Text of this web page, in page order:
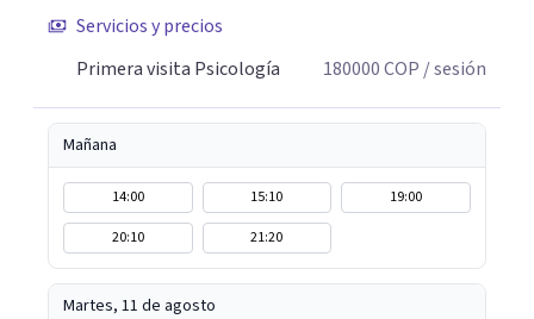
Servicios y precios
Primera visita Psicología
180000COP / sesión
Mañana
14:00 15:10
19:00
20:10
21:20
Martes, 11 de agosto